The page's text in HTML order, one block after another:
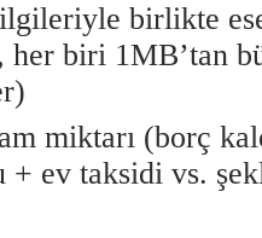
birlikte
her biri 1MB’tan
miktarı (borç
+ ev taksidi vs.